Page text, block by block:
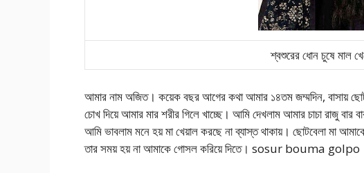
শ্বশুরের ধোন চুষে মাল
আমার নাম অজিত। কয়েক বছর আগের কথা আমার ১৪তম জম্মদিন, বাসায় ছোট
চোখ দিয়ে আমার মার শরীর গিলে খাচ্ছে। আমি দেখলাম আমার চাচা রাজু বার
আমি ভাবলাম মনে হয় মা খেয়াল করছে না ব্যাস্ত থাকায়। ছোটবেলা মা
তার সময় হয় না আমাকে গোসল করিয়ে দিতে। sosur bouma golpo